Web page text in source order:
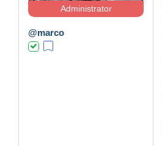
Administrator
@marco